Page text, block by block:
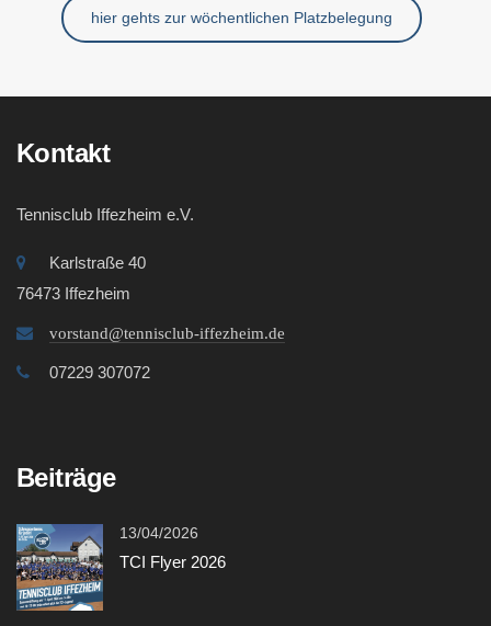
hier gehts zur wöchentlichen Platzbelegung
Kontakt
Tennisclub Iffezheim e.V.
Karlstraße 40
76473 Iffezheim
vorstand@tennisclub-iffezheim.de
07229 307072
Beiträge
13/04/2026
TCI Flyer 2026